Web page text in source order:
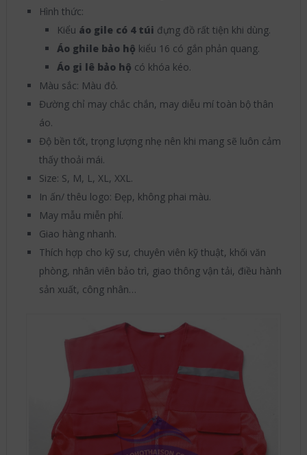
Hình thức:
Kiểu áo gile có 4 túi đựng đồ rất tiện khi dùng.
Áo ghile bảo hộ kiểu 16 có gắn phản quang.
Áo gi lê bảo hộ có khóa kéo.
Màu sắc: Màu đỏ.
Đường chỉ may chắc chắn, may diễu mí toàn bộ thân
áo.
Độ bền tốt, trọng lượng nhẹ nên khi mang sẽ luôn cảm
thấy thoải mái.
Size: S, M, L, XL, XXL.
In ấn/ thêu logo: Đẹp, không phai màu.
May mẫu miễn phí.
Giao hàng nhanh.
Thích hợp cho kỹ sư, chuyên viên kỹ thuật, khối văn
phòng, nhân viên bảo trì, giao thông vận tải, điều hành
sản xuất, công nhân…